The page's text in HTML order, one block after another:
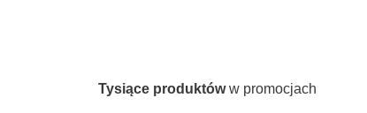
Tysiące produktóww promocjach